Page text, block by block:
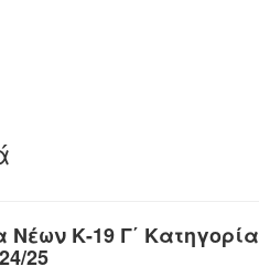
Κ-19 Γ΄
25